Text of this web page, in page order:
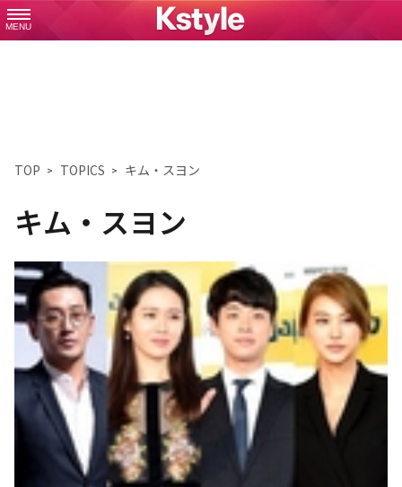
MENU
TOP TOPICS キム・スヨン
キム・スヨン